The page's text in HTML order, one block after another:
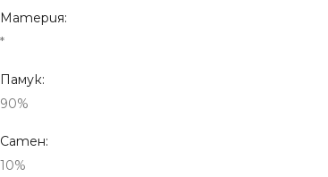
Материя:
*
Памук:
90%
Сатен:
10%